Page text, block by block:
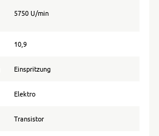
5750 U/min
10,9
Einspritzung
Elektro
Transistor